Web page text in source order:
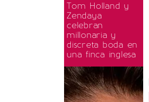
Tom Holland y
Zendaya
celebran
millonaria y
discreta boda en
una finca inglesa